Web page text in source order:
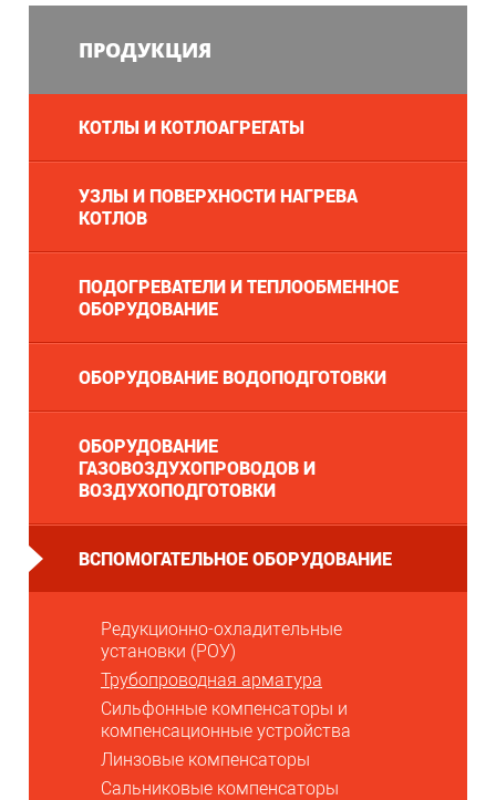
ПРОДУКЦИЯ
КОТЛЫ И КОТЛОАГРЕГАТЫ
УЗЛЫ И ПОВЕРХНОСТИ НАГРЕВА
КОТЛОВ
ПОДОГРЕВАТЕЛИ И ТЕПЛООБМЕННОЕ
ОБОРУДОВАНИЕ
ОБОРУДОВАНИЕ ВОДОПОДГОТОВКИ
ОБОРУДОВАНИЕ
ГАЗОВОЗДУХОПРОВОДОВ И
ВОЗДУХОПОДГОТОВКИ
ВСПОМОГАТЕЛЬНОЕ ОБОРУДОВАНИЕ
Редукционно-охладительные
установки (РОУ)
Трубопроводная арматура
Сильфонные компенсаторы и
компенсационные устройства
Линзовые компенсаторы
Сальниковые компенсаторы